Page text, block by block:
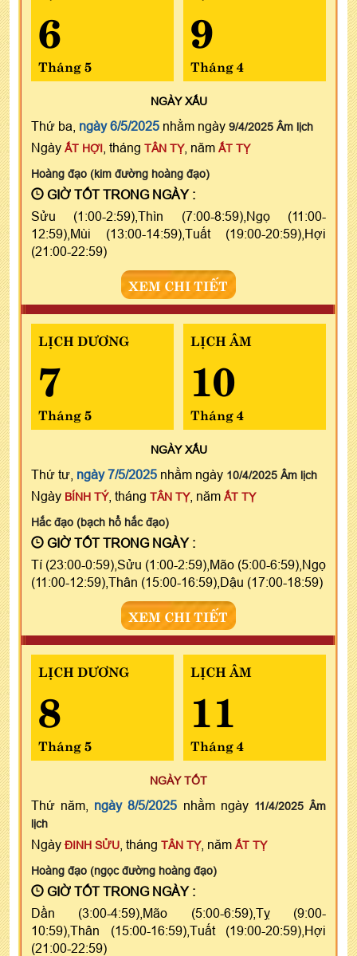
6
Tháng 5
9
Tháng 4
NGÀYXẤU
Thứ ba, ngày 6/5/2025 nhằm ngày 9/4/2025 Âm lịch
Ngày ẤT HỢI , tháng TÂN TỴ, năm ẤT TỴ
Hoàng đạo (kim đường hoàng đạo)
GIỜ TỐT TRONG NGÀY :
Sửu (1:00-2:59),Thìn (7:00-8:59),Ngọ (11:00-
12:59),Mùi (13:00-14:59),Tuất (19:00-20:59),Hợi
(21:00-22:59)
XEM CHI TIẾT
LỊCH DƯƠNG
7
Tháng 5
LỊCH ÂM
10
Tháng 4
NGÀYXẤU
Thứ tư, ngày 7/5/2025 nhằm ngày 10/4/2025 Âm lịch
Ngày BÍNH TÝ, tháng TÂN TỴ, năm ẤT TỴ
Hắc đạo (bạch hổ hắc đạo)
GIỜ TỐT TRONG NGÀY :
Tí (23:00-0:59),Sửu (1:00-2:59),Mão (5:00-6:59),Ngọ
(11:00-12:59),Thân (15:00-16:59),Dậu (17:00-18:59)
XEM CHI TIẾT
LỊCH DƯƠNG
8
Tháng 5
LỊCH ÂM
11
Tháng 4
NGÀY TỐT
Thứ năm, ngày 8/5/2025 nhằm ngày 11/4/2025 Âm
lịch
Ngày ĐINH SỬU , tháng TÂN TỴ, năm ẤT TỴ
Hoàng đạo (ngọc đường hoàng đạo)
GIỜ TỐT TRONG NGÀY :
Dần (3:00-4:59),Mão (5:00-6:59),Tỵ (9:00-
10:59),Thân (15:00-16:59),Tuất (19:00-20:59),Hợi
(21:00-22:59)